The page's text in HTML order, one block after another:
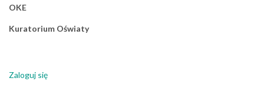
OKE
Kuratorium Oświaty
Zaloguj się